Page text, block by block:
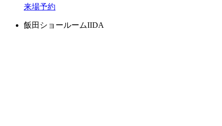
来場予約
飯田ショールームIIDA